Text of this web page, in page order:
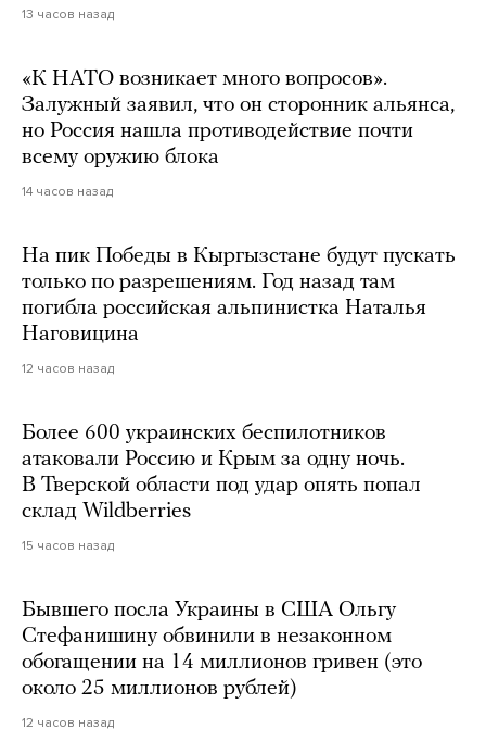
13 часов назад
«К НАТО возникает много вопросов».
Залужный заявил, что он сторонник альянса,
но Россия нашла противодействие почти
всему оружию блока
14 часов назад
На пик Победы в Кыргызстане будут пускать
только по разрешениям. Год назад там
погибла российская альпинистка Наталья
Наговицина
12 часов назад
Более 600 украинских беспилотников
атаковали Россию и Крым за одну ночь.
В Тверской области под удар опять попал
склад Wildberries
15 часов назад
Бывшего посла Украины в США Ольгу
Стефанишину обвинили в незаконном
обогащении на 14 миллионов гривен (это
около 25 миллионов рублей)
12 часов назад